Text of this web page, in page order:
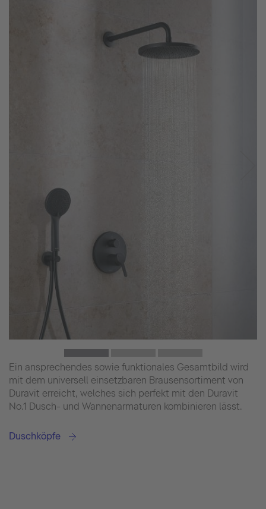
Ein ansprechendes sowie funktionales Gesamtbild wird
mit dem universell einsetzbaren Brausensortiment von
Duravit erreicht, welches sich perfekt mit den Duravit
No.1 Dusch- und Wannenarmaturen kombinieren lässt.
Duschköpfe